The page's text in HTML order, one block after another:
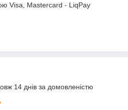
Visa, Mastercard - LiqPay
14 днів за домовленістю